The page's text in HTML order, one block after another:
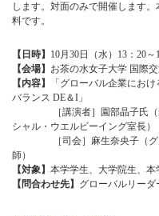
します。対面のみで開催します
料です。
【日時】 10月30日（水）13：20～
【会場】 お茶の水女子大学 国際
【内容】
「グローバル企業にお
バランス DE＆I」
［講演者］園部晶子氏（野
シャル・ウエルビーイング室長）
［司会］麻生奈央子（グロ
師）
【対象】 本学学生、大学院生、本
【問合わせ先】 グローバルリーダ